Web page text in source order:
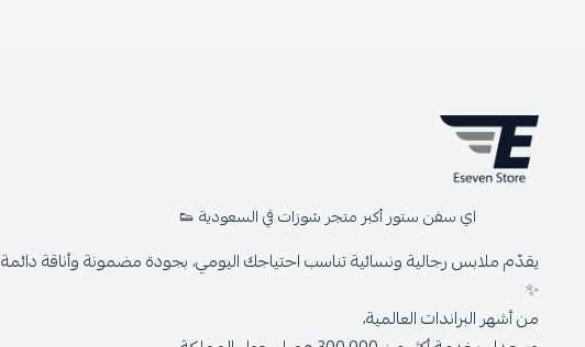
اي سفن ستور أكبر متجر شوزات في السعودية 👟
يقدّم ملابس رجالية ونسائية تناسب احتياجك اليومي، بجودة مضمونة وأناقة دائمة
✨
من أشهر البراندات العالمية،